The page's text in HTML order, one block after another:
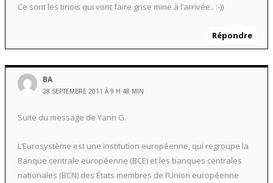
Ce sont les tinois qui vont faire grise mine à l’arrivée.. :-))
Répondre
BA
28 SEPTEMBRE 2011 À 9 H 48 MIN
Suite du message de Yann G.
L’Eurosystème est une institution européenne, qui regroupe la
Banque centrale européenne (BCE) et les banques centrales
nationales (BCN) des États membres de l’Union européenne